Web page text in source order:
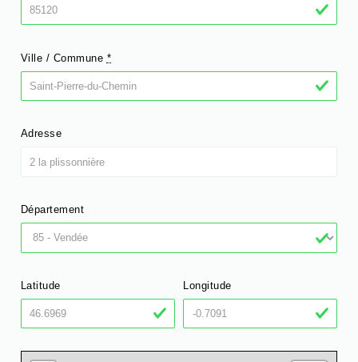
Ville / Commune *
Adresse
Département
Latitude Longitude